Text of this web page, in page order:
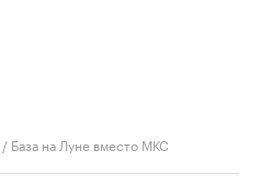
/ База на Луне вместо МКС